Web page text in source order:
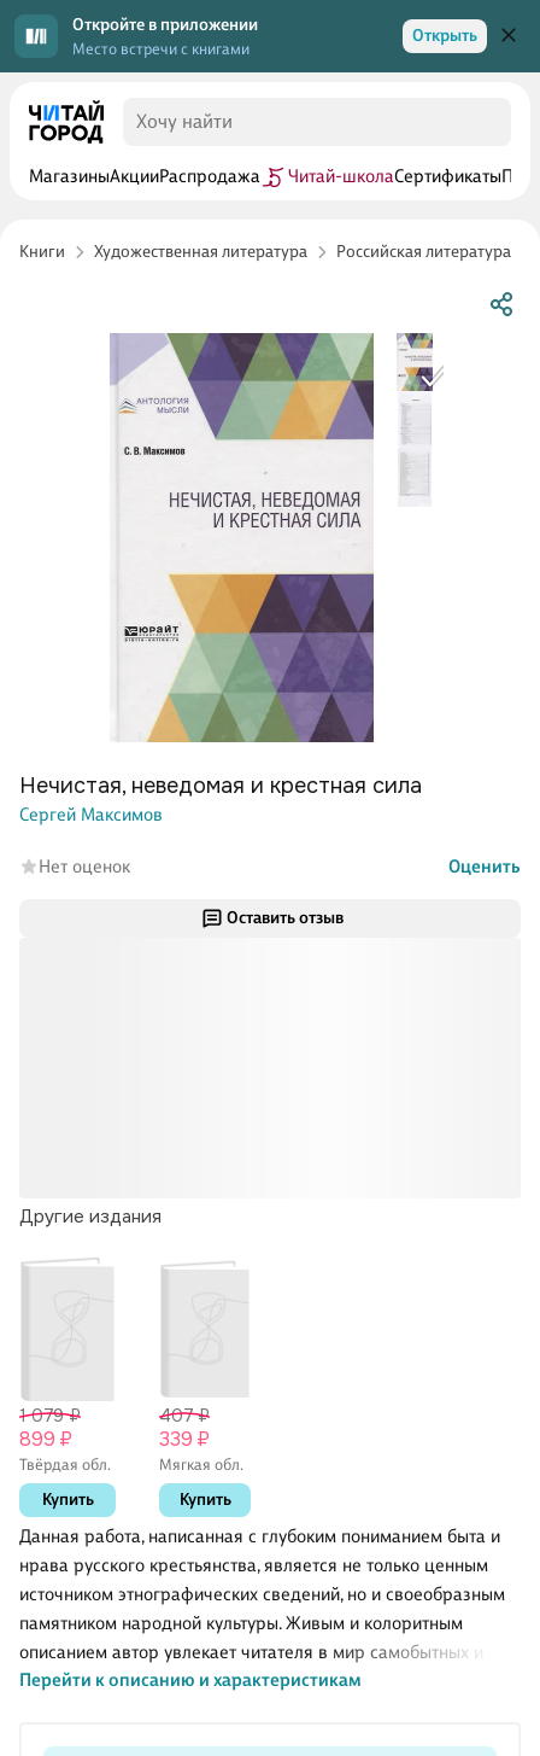
Откройте в приложении
Место встречи с книгами
Открыть
МагазиныАкцииРаспродажа Читай-школаСертификаты
Книги Художественная литература Российская литература
Оставить отзыв
Данная работа, написанная с глубоким пониманием быта и
нрава русского крестьянства, является не только ценным
источником этнографических сведений, но и своеобразным
памятником народной культуры. Живым и колоритным
описанием автор увлекает читателя в мир самобытных и
оригинальных русских суеверий, празднеств и обрядов, где
Перейти к описанию и характеристикам
Другие издания
1 079 ₽
899 ₽
Твёрдая обл.
Купить
407 ₽
339 ₽
Мягкая обл.
Купить
Нечистая, неведомая и крестная сила
Сергей Максимов
Нет оценок Оценить